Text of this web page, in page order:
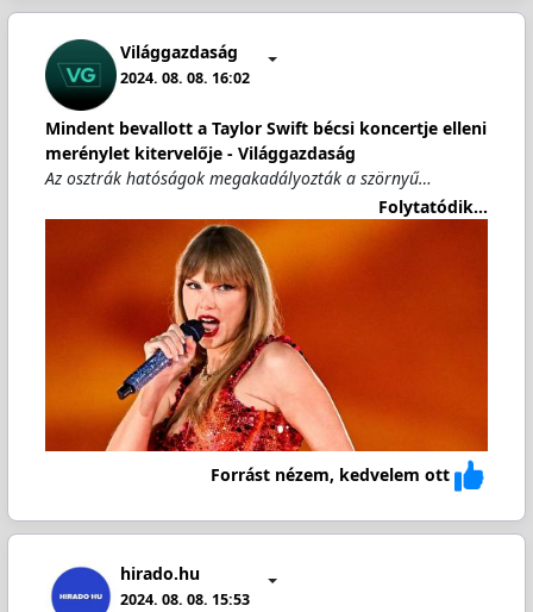
Világgazdaság
2024. 08. 08. 16:02
Mindent bevallott a Taylor Swift bécsi koncertje elleni
merénylet kitervelője - Világgazdaság
Az osztrák hatóságok megakadályozták a szörnyű…
Folytatódik...
Forrást nézem, kedvelem ott
hirado.hu
2024. 08. 08. 15:53